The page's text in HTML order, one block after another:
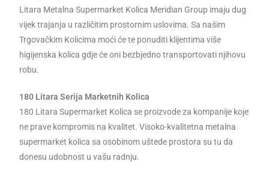
Litara Metalna Supermarket Kolica Meridian Group imaju dug
vijek trajanja u različitim prostornim uslovima. Sa našim
Trgovačkim Kolicima moći će te ponuditi klijentima više
higijenska kolica gdje će oni bezbjedno transportovati njihovu
robu.
180 Litara Serija Marketnih Kolica
180 Litara Supermarket Kolica se proizvode za kompanije koje
ne prave kompromis na kvalitet. Visoko-kvalitetna metalna
supermarket kolica sa osobinom uštede prostora su tu da
donesu udobnost u vašu radnju.